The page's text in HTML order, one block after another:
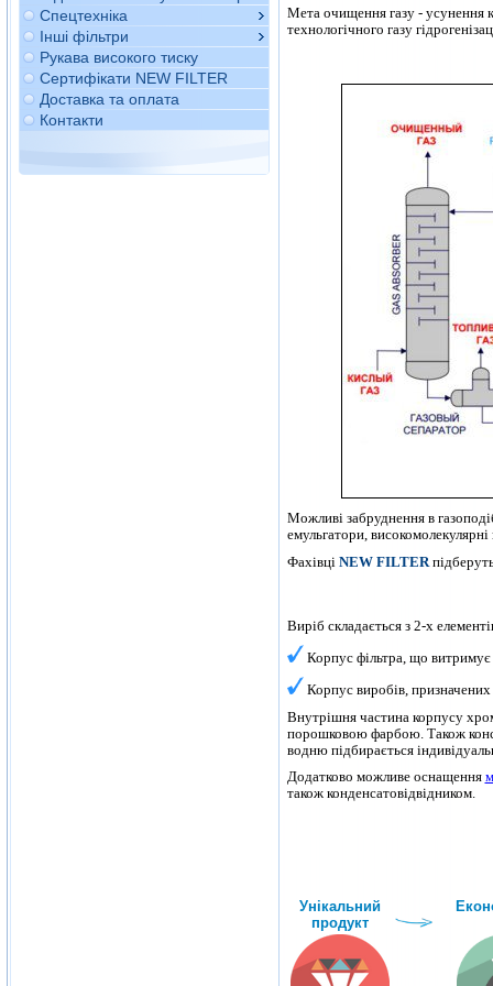
Спецтехніка
Інші фільтри
Рукава високого тиску
Сертифікати NEW FILTER
Доставка та оплата
Контакти
Мета очищення газу - усунення
технологічного газу
Можливі забруднення в
емульгатори,
Фахівці NEW FILTER
Виріб складається з 2-х
Корпус фільтра, що
Корпус виробів, призначених
Внутрішня частина корпусу
порошковою фарбою. Також
водню підбирається
Додатково можливе оснащення
також конденсатовідвідником.
Унікальний
продукт